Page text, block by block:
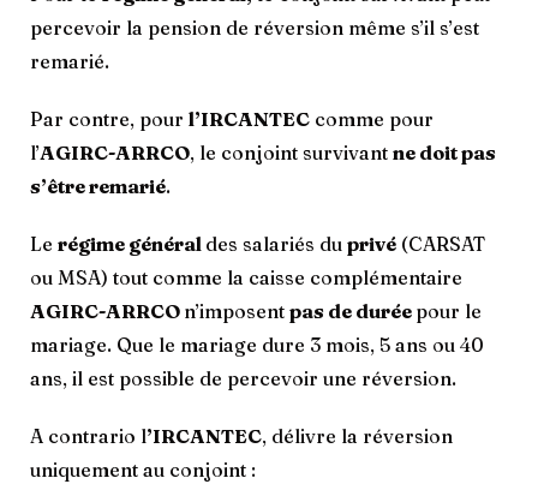
percevoir la pension de réversion même s’il s’est
remarié.
Par contre, pour l’IRCANTEC comme pour
l’AGIRC-ARRCO, le conjoint survivant ne doit pas
s’être remarié.
Le régime général des salariés du privé (CARSAT
ou MSA) tout comme la caisse complémentaire
AGIRC-ARRCO n’imposent pas de durée pour le
mariage. Que le mariage dure 3 mois, 5 ans ou 40
ans, il est possible de percevoir une réversion.
A contrario l’IRCANTEC, délivre la réversion
uniquement au conjoint :